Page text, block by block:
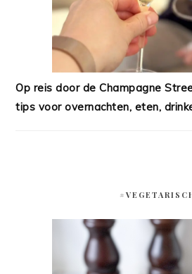
Op reis door de Champagne
tips voor overnachten, eten,